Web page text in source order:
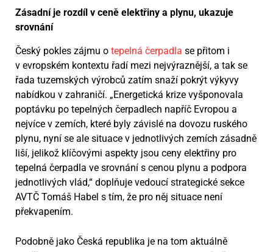
Zásadní je rozdíl v ceně elektřiny a plynu, ukazuje
srovnání
Český pokles zájmu o tepelná čerpadla se přitom i
v evropském kontextu řadí mezi nejvýraznější, a tak se
řada tuzemských výrobců zatím snaží pokrýt výkyvy
nabídkou v zahraničí. „Energetická krize vyšponovala
poptávku po tepelných čerpadlech napříč Evropou a
nejvíce v zemích, které byly závislé na dovozu ruského
plynu, nyní se ale situace v jednotlivých zemích zásadně
liší, jelikož klíčovými aspekty jsou ceny elektřiny pro
tepelná čerpadla ve srovnání s cenou plynu a podpora
jednotlivých vlád,“ doplňuje vedoucí strategické sekce
AVTČ Tomáš Habel s tím, že pro něj situace není
překvapením.
Podobně jako Česká republika je na tom aktuálně